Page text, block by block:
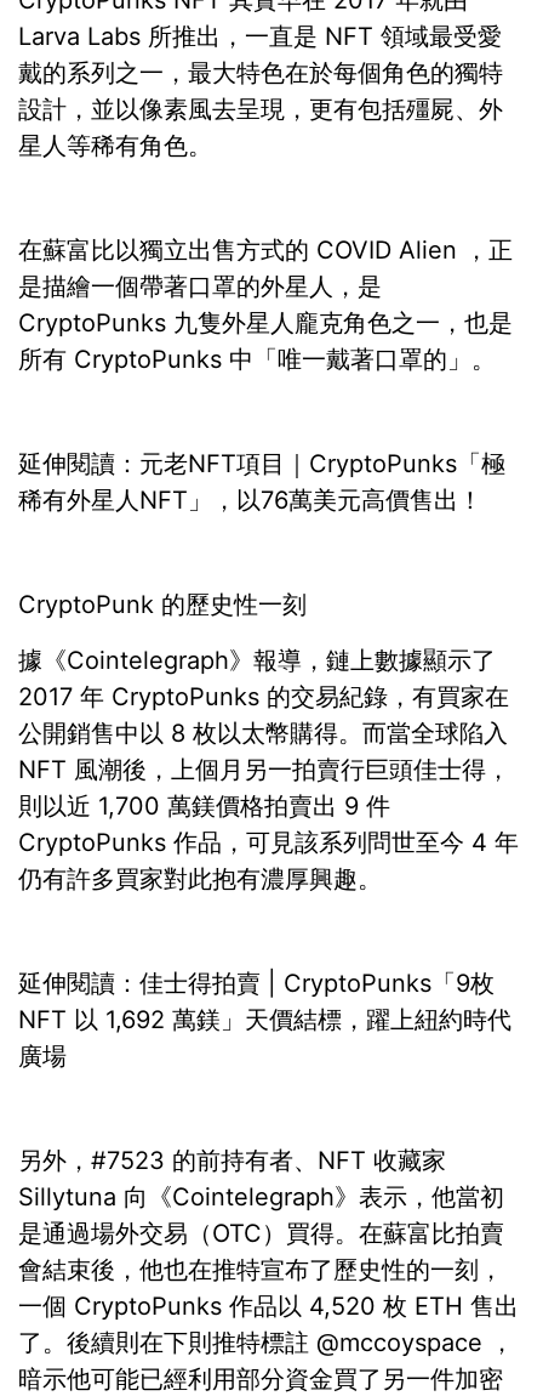
Larva Labs 所推出，一直是 NFT 領域最受愛
戴的系列之一，最大特色在於每個角色的獨特
設計，並以像素風去呈現，更有包括殭屍、外
星人等稀有角色。
在蘇富比以獨立出售方式的 COVID Alien ，正
是描繪一個帶著口罩的外星人，是
CryptoPunks 九隻外星人龐克角色之一，也是
所有 CryptoPunks 中「唯一戴著口罩的」。
延伸閱讀：元老NFT項目｜CryptoPunks「極
稀有外星人NFT」，以76萬美元高價售出！
CryptoPunk 的歷史性一刻
據《Cointelegraph》報導，鏈上數據顯示了
2017 年 CryptoPunks 的交易紀錄，有買家在
公開銷售中以 8 枚以太幣購得。而當全球陷入
NFT 風潮後，上個月另一拍賣行巨頭佳士得，
則以近 1,700 萬鎂價格拍賣出 9 件
CryptoPunks 作品，可見該系列問世至今 4 年
仍有許多買家對此抱有濃厚興趣。
延伸閱讀：佳士得拍賣 | CryptoPunks「9枚
NFT 以 1,692 萬鎂」天價結標，躍上紐約時代
廣場
另外，#7523 的前持有者、NFT 收藏家
Sillytuna 向《Cointelegraph》表示，他當初
是通過場外交易（OTC）買得。在蘇富比拍賣
會結束後，他也在推特宣布了歷史性的一刻，
一個 CryptoPunks 作品以 4,520 枚 ETH 售出
了。後續則在下則推特標註 @mccoyspace ，
暗示他可能已經利用部分資金買了另一件加密